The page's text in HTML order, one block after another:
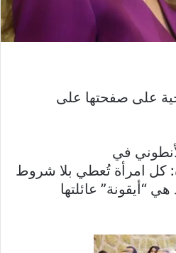
على صفحتها على
في
كل امرأة تُعطي بلا شروط
“أيقونة” عائلتها